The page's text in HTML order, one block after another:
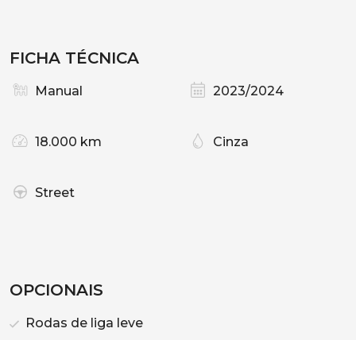
FICHA TÉCNICA
Manual 2023/2024
18.000 km Cinza
Street
OPCIONAIS
Rodas de liga leve